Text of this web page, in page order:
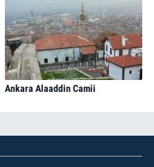
Ankara Alaaddin Camii